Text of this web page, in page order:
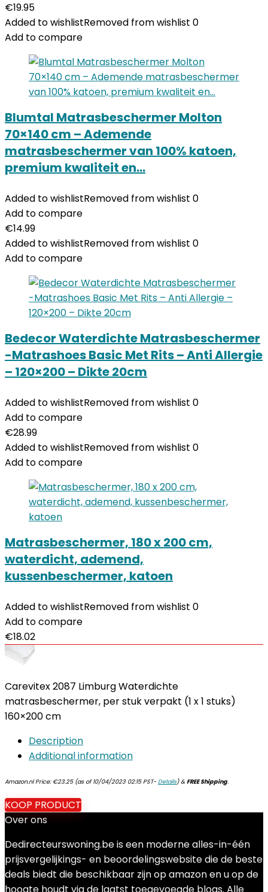
€19.95
Added to wishlistRemoved from wishlist 0
Add to compare
Blumtal Matrasbeschermer Molton
70×140 cm – Ademende
matrasbeschermer van 100% katoen,
premium kwaliteit en…
Added to wishlistRemoved from wishlist 0
Add to compare
€14.99
Added to wishlistRemoved from wishlist 0
Add to compare
Bedecor Waterdichte Matrasbeschermer
-Matrashoes Basic Met Rits – Anti Allergie
– 120×200 – Dikte 20cm
Added to wishlistRemoved from wishlist 0
Add to compare
€28.99
Added to wishlistRemoved from wishlist 0
Add to compare
Matrasbeschermer, 180 x 200 cm,
waterdicht, ademend,
kussenbeschermer, katoen
Added to wishlistRemoved from wishlist 0
Add to compare
€18.02
Carevitex 2087 Limburg Waterdichte
matrasbeschermer, per stuk verpakt (1 x 1 stuks)
160×200 cm
Description
Additional information
Amazon.nl Price: €23.25(as of 10/04/2023 02:15 PST-Details)&FREE Shipping.
KOOP PRODUCT
Over ons
Dedirecteurswoning.be is een moderne alles-in-één
prijsvergelijkings- en beoordelingswebsite die de beste
deals biedt die beschikbaar zijn op amazon en u op de